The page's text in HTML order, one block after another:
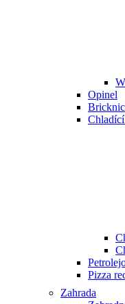
Opinel
Bricknic
Pizza
Zahrada